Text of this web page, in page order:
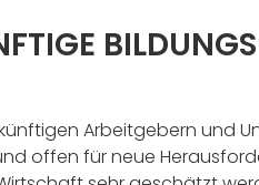
Arbeitgebern und
offen für neue